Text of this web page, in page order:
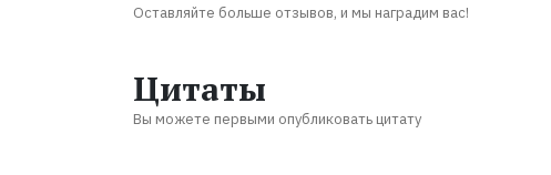
Оставляйте больше отзывов, и мы наградим вас!
Цитаты
Вы можете первыми опубликовать цитату